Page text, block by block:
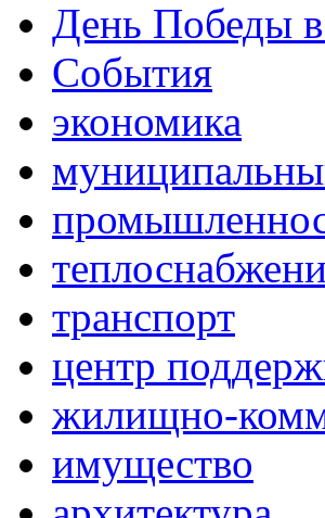
День Победы
События
экономика
транспорт
центр
жилищно-
имущество